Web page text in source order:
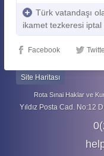
Türk vatandaşı
ikamet tezkeresi
Facebook
Site Haritası
Rota Sınai Haklar ve
Yıldız Posta Cad. No:12